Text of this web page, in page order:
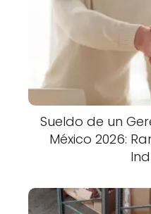
Sueldo de un
México 2026: